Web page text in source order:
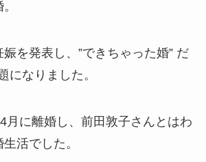
を発表し、”できちゃった婚” だ
になりました。
月に離婚し、前田敦子さんとはわ
活でした。